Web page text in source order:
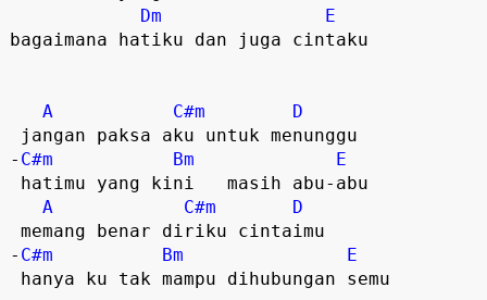
Dm
E
bagaimana hatiku dan juga cintaku
A C#m
D
- C#m Bm
E
A
C#m
D
- C#m Bm
E